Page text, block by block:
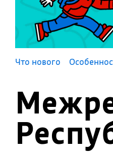
Что нового